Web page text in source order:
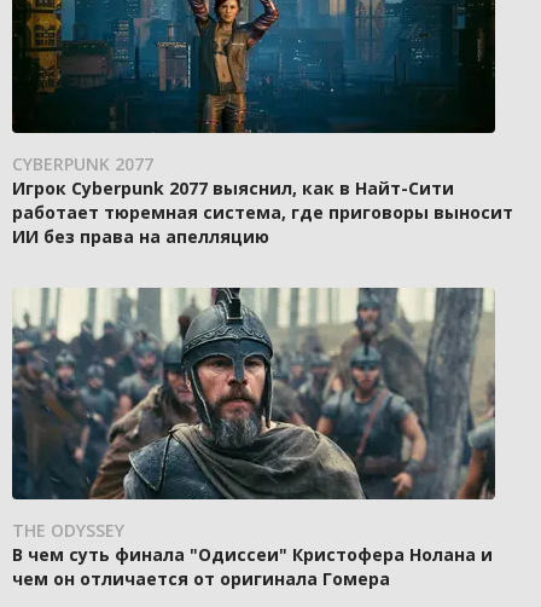
CYBERPUNK 2077
Игрок Cyberpunk 2077 выяснил, как в Найт-Сити
работает тюремная система, где приговоры выносит
ИИ без права на апелляцию
THE ODYSSEY
В чем суть финала "Одиссеи" Кристофера Нолана и
чем он отличается от оригинала Гомера